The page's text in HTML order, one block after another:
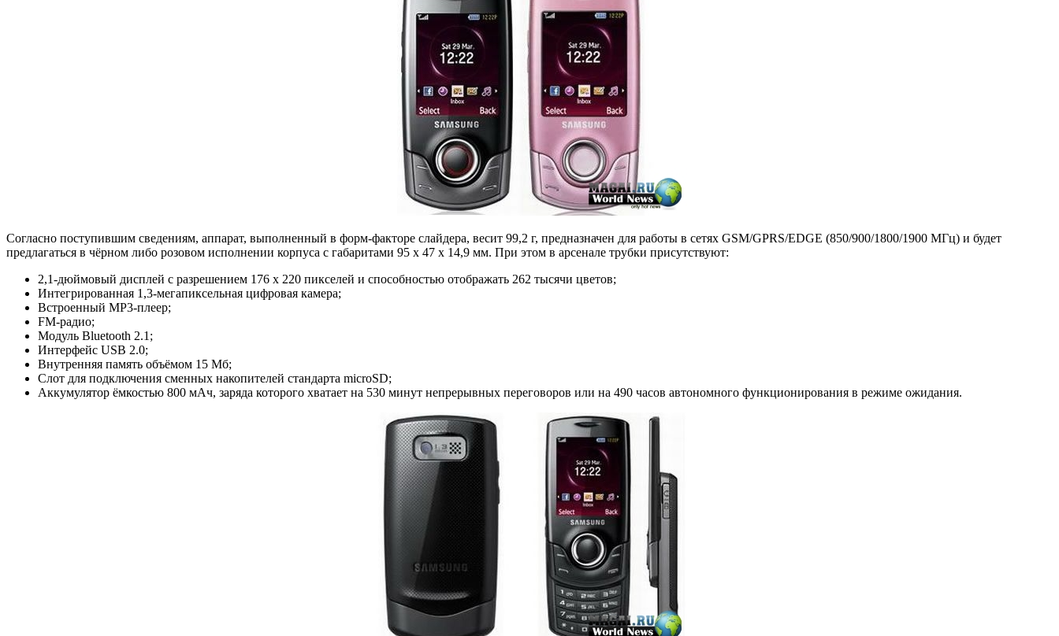
Согласно поступившим сведениям, аппарат, выполненный в форм-факторе слайдера, весит 99,2 г, предназначен для работы в сетях GSM/GPRS/EDGE (850/900/1800/1900 МГц) и будет
предлагаться в чёрном либо розовом исполнении корпуса с габаритами 95 x 47 x 14,9 мм. При этом в арсенале трубки присутствуют:
2,1-дюймовый дисплей с разрешением 176 х 220 пикселей и способностью отображать 262 тысячи цветов;
Интегрированная 1,3-мегапиксельная цифровая камера;
Встроенный MP3-плеер;
FM-радио;
Модуль Bluetooth 2.1;
Интерфейс USB 2.0;
Внутренняя память объёмом 15 Мб;
Слот для подключения сменных накопителей стандарта microSD;
Аккумулятор ёмкостью 800 мАч, заряда которого хватает на 530 минут непрерывных переговоров или на 490 часов автономного функционирования в режиме ожидания.